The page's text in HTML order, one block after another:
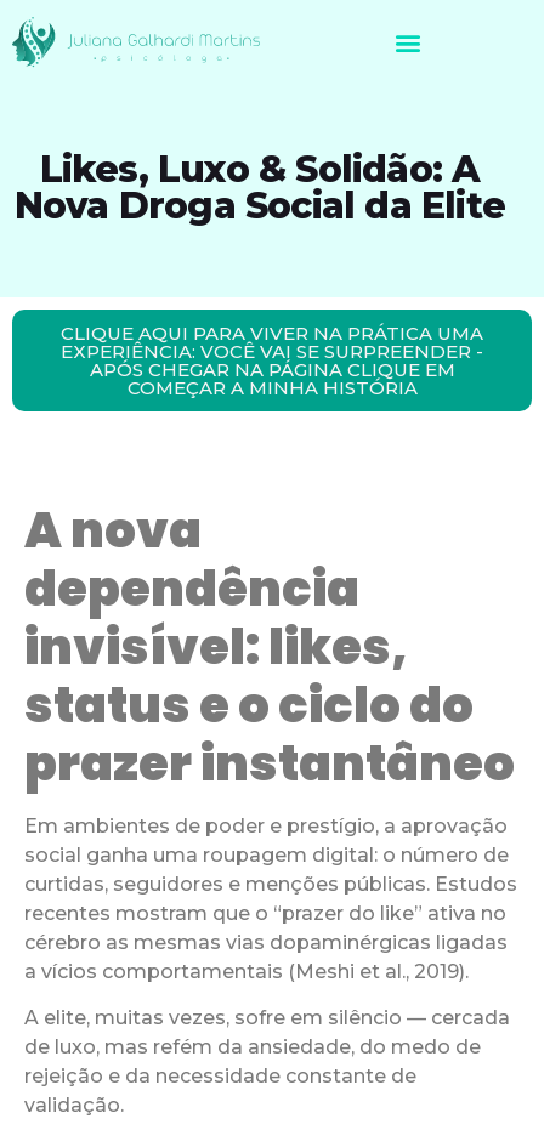
Likes, Luxo & Solidão: A
Nova Droga Social da Elite
CLIQUE AQUI PARA VIVER NA PRÁTICA UMA
EXPERIÊNCIA: VOCÊ VAI SE SURPREENDER -
APÓS CHEGAR NA PÁGINA CLIQUE EM
COMEÇAR A MINHA HISTÓRIA
A nova
dependência
invisível: likes,
status e o ciclo do
prazer instantâneo
Em ambientes de poder e prestígio, a aprovação
social ganha uma roupagem digital: o número de
curtidas, seguidores e menções públicas. Estudos
recentes mostram que o “prazer do like” ativa no
cérebro as mesmas vias dopaminérgicas ligadas
a vícios comportamentais (Meshi et al., 2019).
A elite, muitas vezes, sofre em silêncio — cercada
de luxo, mas refém da ansiedade, do medo de
rejeição e da necessidade constante de
validação.